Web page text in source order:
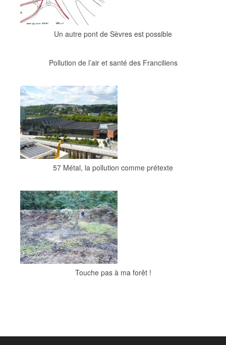
Un autre pont de Sèvres est possible
Pollution de l’air et santé des Franciliens
57 Métal, la pollution comme prétexte
Touche pas à ma forêt !